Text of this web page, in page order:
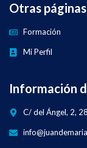
Otras páginas
Formación
Mi Perfil
Información
C/ del Ángel, 2,